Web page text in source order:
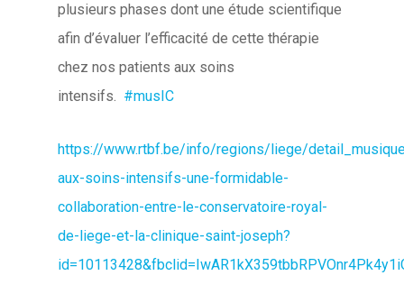
plusieurs phases dont une étude scientifique
afin d’évaluer l’efficacité de cette thérapie
chez nos patients aux soins
intensifs. #musIC
https://www.rtbf.be/info/regions/liege/
aux-soins-intensifs-une-formidable-
collaboration-entre-le-conservatoire-royal-
de-liege-et-la-clinique-saint-joseph?